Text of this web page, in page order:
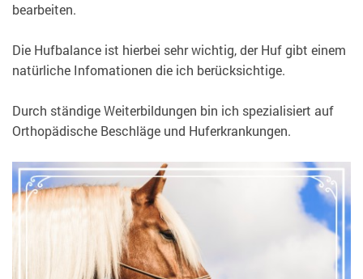
bearbeiten.
Die Hufbalance ist hierbei sehr wichtig, der Huf gibt einem
natürliche Infomationen die ich berücksichtige.
Durch ständige Weiterbildungen bin ich spezialisiert auf
Orthopädische Beschläge und Huferkrankungen.